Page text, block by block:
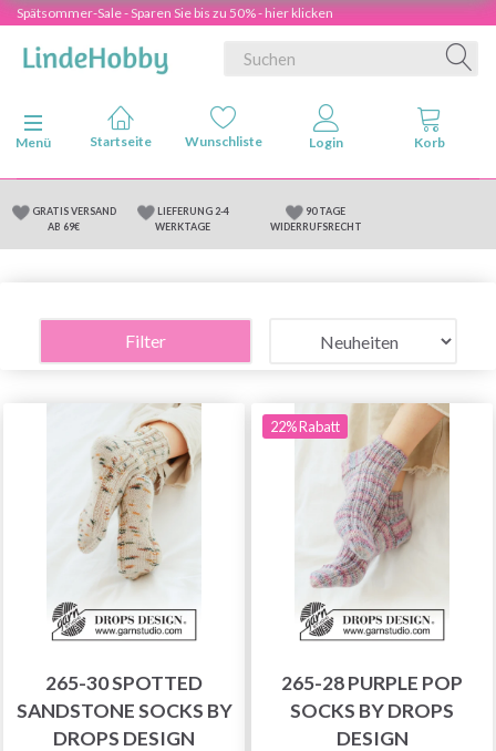
Spätsommer-Sale - Sparen Sie bis zu 50% - hier klicken
Anzeige ändern
Menü
GRATIS VERSAND
AB 69€
LIEFERUNG 2-4
WERKTAGE
90 TAGE
WIDERRUFSRECHT
Filter
265-30 SPOTTED
SANDSTONE SOCKS BY
DROPS DESIGN
22% Rabatt
265-28 PURPLE POP
SOCKS BY DROPS
DESIGN